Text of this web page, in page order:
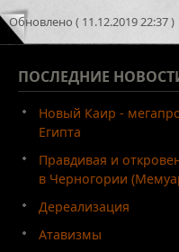
Обновлено ( 11.12.2019 22:37 )
ПОСЛЕДНИЕ
Новый Каир -
Египта
Правдивая и
в Черногории
Дереализация
Атавизмы